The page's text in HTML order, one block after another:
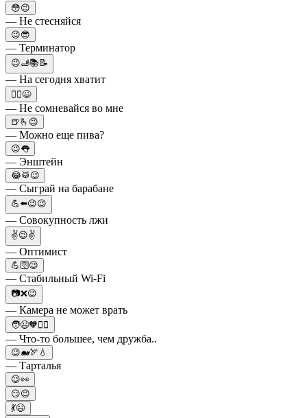
😳😉
— Не стесняйся
😉😎
— Терминатор
😉🫸📚📝
— На сегодня хватит
🤷‍♀️😉
— Не сомневайся во мне
🍺🫰😉
— Можно еще пива?
😉👅
— Энштейн
😂🥁😉
— Сыграй на барабане
💪⬅️😉😉
— Совокупность лжи
✌😉✌
— Оптимист
💪🛜😉
— Стабильный Wi-Fi
📷❌😉
— Камера не может врать
🧑😉🧡👱‍♀️
— Что-то большее, чем дружба..
😉🐋🏹💧
— Тарталья
😉👀
😏😉
💃😉